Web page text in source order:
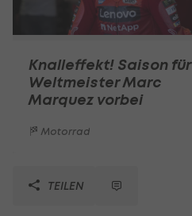
Knalleffekt! Saison für
Weltmeister Marc
Marquez vorbei
Motorrad
TEILEN